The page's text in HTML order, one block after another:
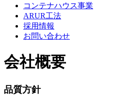
コンテナハウス事業
ARUR工法
採用情報
お問い合わせ
会社概要
品質方針